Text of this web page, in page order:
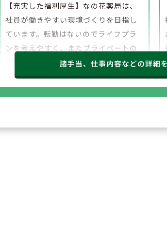
【充実した福利厚生】なの花薬局は、
社員が働きやすい環境づくりを目指し
ています。転勤はないのでライフプラ
ンを考えやすく、またプライベートの
旅行やお出かけに使える割引チケット
等が利用できる選択型福利厚生サービ
スも利用できます。
諸手当、仕事内容などの詳細